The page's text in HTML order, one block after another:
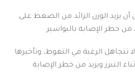
أن يزيد الوزن الزائد من الضغط على
خطر الإصابة بالبواسير
لا تتجاهل الرغبة في التغوط، وتأخيرها
التبرز ويزيد من خطر الإصابة